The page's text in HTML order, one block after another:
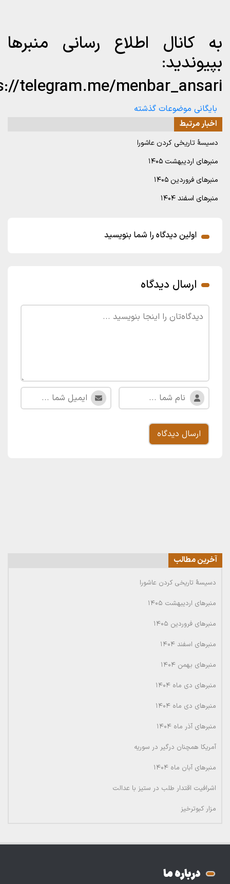
به کانال اطلاع رسانی منبرها
بپیوندید:
telegram.me/menbar_ansari
بایگانی موضوعات گذشته
اخبار مرتبط
دسیسۀ تاریخی کردن عاشورا
منبرهای اردیبهشت ۱۴۰۵
منبرهای فروردین ۱۴۰۵
منبرهای اسفند ۱۴۰۴
اولین دیدگاه را شما بنویسید
ارسال دیدگاه
آخرین مطالب
دسیسۀ تاریخی کردن عاشورا
منبرهای اردیبهشت ۱۴۰۵
منبرهای فروردین ۱۴۰۵
منبرهای اسفند ۱۴۰۴
منبرهای بهمن ۱۴۰۴
منبرهای دی ماه ۱۴۰۴
منبرهای دی ماه ۱۴۰۴
منبرهای آذر ماه ۱۴۰۴
آمریکا همچنان درگیر در سوریه
منبرهای آبان ماه ۱۴۰۴
اشرافیت اقتدار طلب در ستیز با عدالت
مزار کبوترخیز
درباره ما